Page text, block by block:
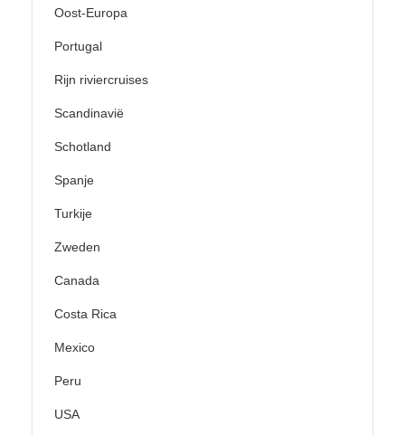
Oost-Europa
Portugal
Rijn riviercruises
Scandinavië
Schotland
Spanje
Turkije
Zweden
Canada
Costa Rica
Mexico
Peru
USA